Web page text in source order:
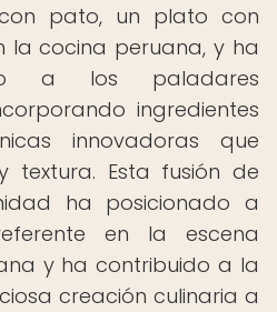
pato, un plato con
la cocina peruana, y ha
a los paladares
ingredientes
innovadoras que
textura. Esta fusión de
ha posicionado a
en la escena
y ha contribuido a la
creación culinaria a